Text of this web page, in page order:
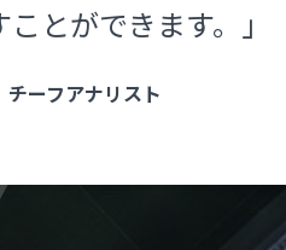
とができます。」
ーフアナリスト